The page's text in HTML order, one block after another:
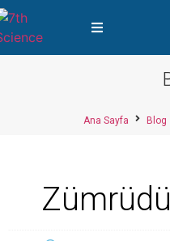
Ana Sayfa Blog